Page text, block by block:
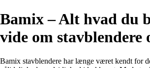
Bamix – Alt hvad du
vide om stavblendere
Bamix stavblendere har længe været kendt for